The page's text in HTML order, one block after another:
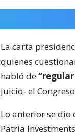
La carta
quienes
habló de
juicio- el Congreso
Lo anterior se dio
Patria